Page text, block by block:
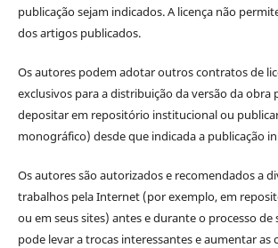
publicação sejam indicados. A licença não
dos artigos publicados.
Os autores podem adotar outros contratos de
exclusivos para a distribuição da versão da obra
depositar em repositório institucional ou
monográfico) desde que indicada a publicação
Os autores são autorizados e recomendados a
trabalhos pela Internet (por exemplo, em
ou em seus sites) antes e durante o processo de
pode levar a trocas interessantes e aumentar as